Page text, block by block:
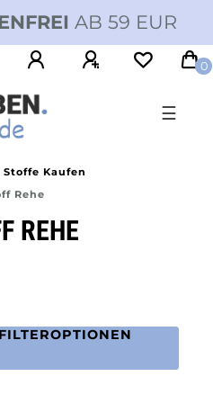
AB 59 EUR
0
☰
Stoffe Kaufen
Rehe
REHE